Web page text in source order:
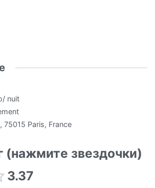
nuit
75015 Paris, France
(нажмите звездочки)
3.37